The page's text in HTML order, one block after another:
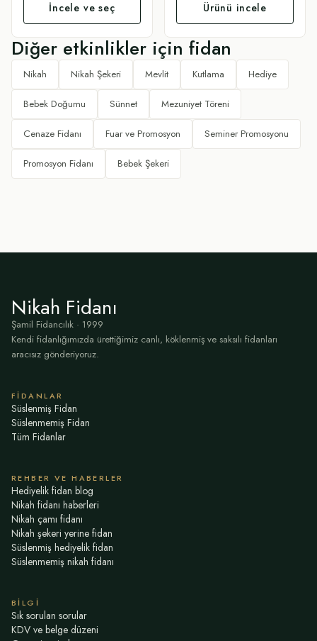
İncele ve seç Ürünü incele
Diğer etkinlikler için fidan
Nikah Nikah Şekeri Mevlit Kutlama Hediye
Bebek Doğumu Sünnet Mezuniyet Töreni
Cenaze Fidanı Fuar ve Promosyon Seminer Promosyonu
Promosyon Fidanı Bebek Şekeri
Nikah Fidanı
Şamil Fidancılık · 1999
Kendi fidanlığımızda ürettiğimiz canlı, köklenmiş ve saksılı fidanları
aracısız gönderiyoruz.
FIDANLAR
Süslenmiş Fidan
Süslenmemiş Fidan
Tüm Fidanlar
REHBER VE HABERLER
Hediyelik fidan blog
Nikah fidanı haberleri
Nikah çamı fidanı
Nikah şekeri yerine fidan
Süslenmiş hediyelik fidan
Süslenmemiş nikah fidanı
BILGI
Sık sorulan sorular
KDV ve belge düzeni